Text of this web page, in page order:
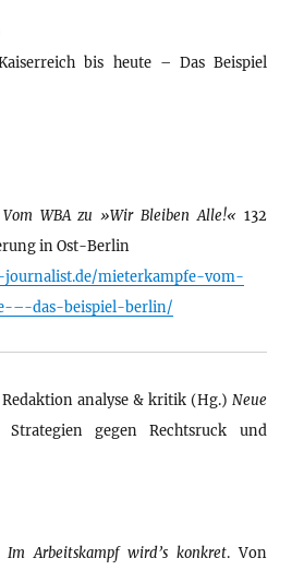
bis heute – Das Beispiel
Vom WBA zu »Wir Bleiben Alle!« 132
in Ost-Berlin
mieterkampfe-vom-
–-das-beispiel-berlin/
analyse & kritik (Hg.) Neue
gegen Rechtsruck und
Im Arbeitskampf wird’s konkret. Von